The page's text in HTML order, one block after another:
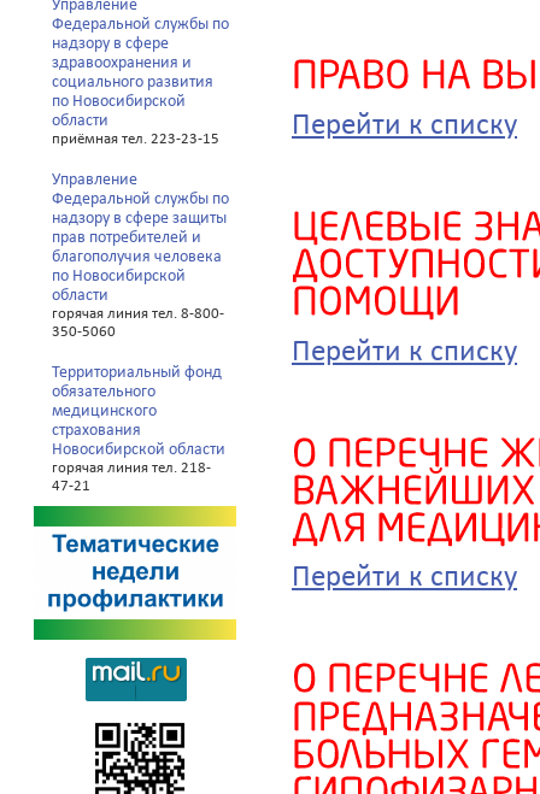
Управление
Федеральной службы по
надзору в сфере
здравоохранения и
социального развития
по Новосибирской
области
приёмная тел. 223-23-15
Управление
Федеральной службы по
надзору в сфере защиты
прав потребителей и
благополучия человека
по Новосибирской
области
горячая линия тел. 8-800-
350-5060
Территориальный фонд
обязательного
медицинского
страхования
Новосибирской области
горячая линия тел. 218-
47-21
Перейти к списку
Перейти к списку
Перейти к списку